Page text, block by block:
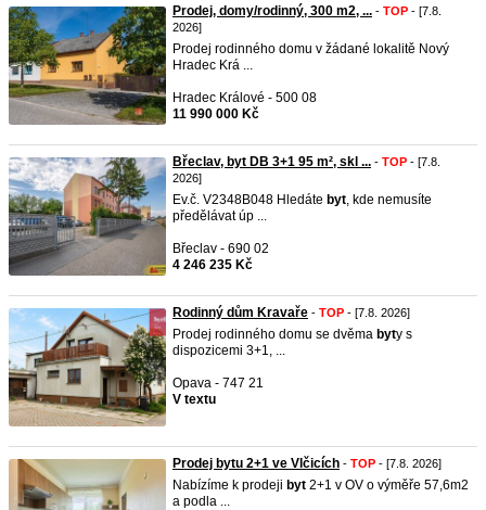
Prodej, domy/rodinný, 300 m2, ... - TOP - [7.8.
2026]
Prodej rodinného domu v žádané lokalitě Nový
Hradec Krá ...
Hradec Králové - 500 08
11 990 000 Kč
Břeclav, byt DB 3+1 95 m², skl ... - TOP - [7.8.
2026]
Ev.č. V2348B048 Hledáte byt, kde nemusíte
předělávat úp ...
Břeclav - 690 02
4 246 235 Kč
Rodinný dům Kravaře - TOP - [7.8. 2026]
Prodej rodinného domu se dvěma byty s
dispozicemi 3+1, ...
Opava - 747 21
V textu
Prodej bytu 2+1 ve Vlčicích - TOP - [7.8. 2026]
Nabízíme k prodeji byt 2+1 v OV o výměře 57,6m2
a podla ...